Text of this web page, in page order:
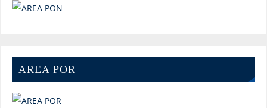
AREA POR